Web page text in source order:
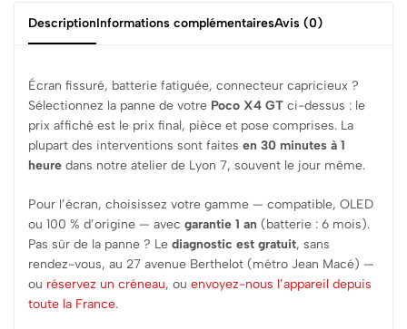
DescriptionInformations complémentairesAvis (0)
Écran fissuré, batterie fatiguée, connecteur capricieux ?
Sélectionnez la panne de votre Poco X4 GT ci-dessus : le
prix affiché est le prix final, pièce et pose comprises. La
plupart des interventions sont faites en 30 minutes à 1
heure dans notre atelier de Lyon 7, souvent le jour même.
Pour l’écran, choisissez votre gamme — compatible, OLED
ou 100 % d’origine — avec garantie 1 an (batterie : 6 mois).
Pas sûr de la panne ? Le diagnostic est gratuit, sans
rendez-vous, au 27 avenue Berthelot (métro Jean Macé) —
ou réservez un créneau, ou envoyez-nous l’appareil depuis
toute la France.